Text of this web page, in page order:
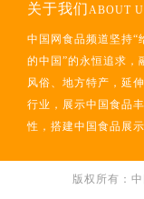
关于我们ABOUT
中国网食品频道坚持“
的中国”的永恒追求，
风俗、地方特产，延
行业，展示中国食品
性，搭建中国食品展示
版权所有：